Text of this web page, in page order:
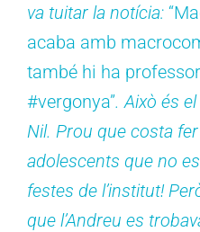
va tuitar la notícia:
acaba amb
també hi ha
#vergonya”. Això és
Nil. Prou que costa
adolescents que no
festes de l’institut!
que l’Andreu es